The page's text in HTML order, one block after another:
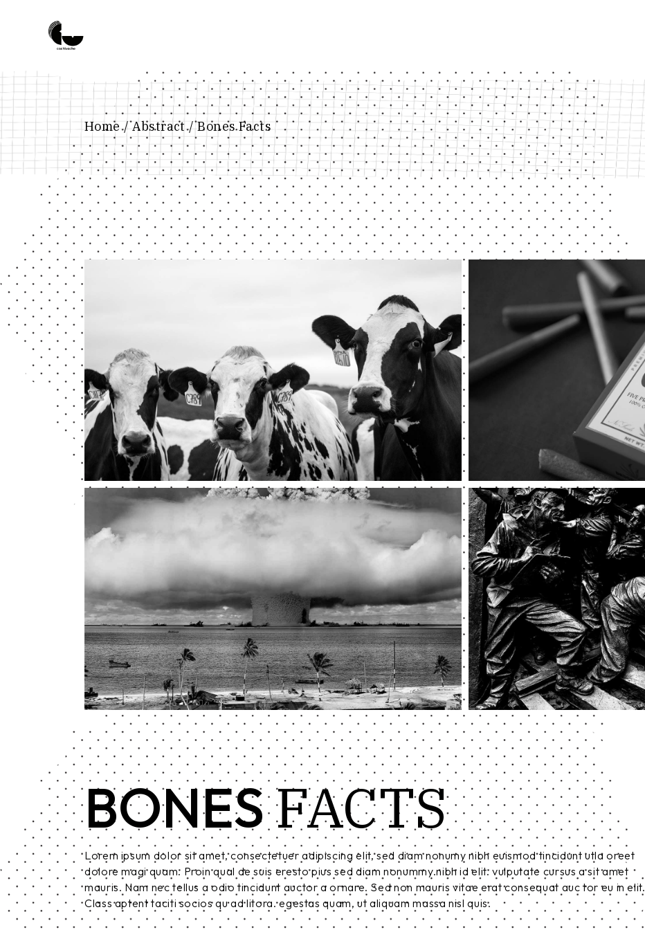
Home Abstract Bones Facts
BONESFACTS
Lorem ipsum dolor sit amet, consectetuer adipiscing elit, sed diam nonumy nibh euismod tincidunt utla oreet
dolore magi quam. Proin qual de suis eresto pius sed diam nonummy.nibh id elit. vulputate cursus a sit amet
mauris. Nam nec tellus a odio tincidunt auctor a ornare. Sed non mauris vitae erat consequat auc tor eu in elit.
Class aptent taciti socios qu ad litora. egestas quam, ut aliquam massa nisl quis.